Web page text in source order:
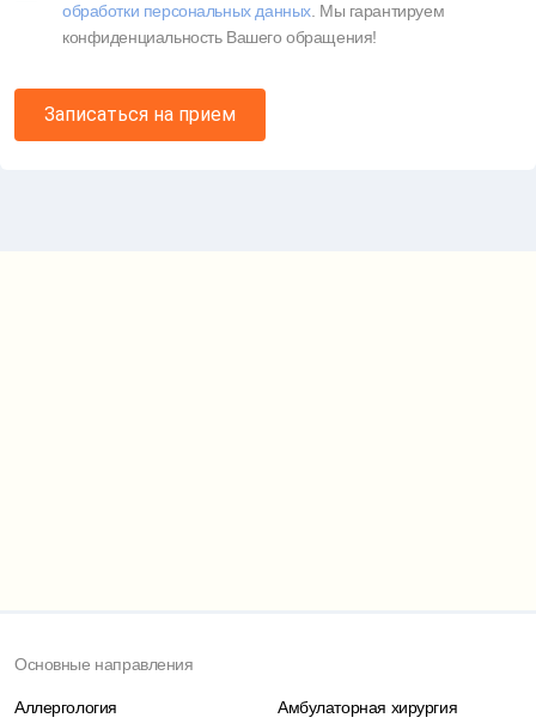
обработки персональных данных. Мы гарантируем
конфиденциальность Вашего обращения!
Записаться на прием
Основные направления
Аллергология
Амбулаторная хирургия